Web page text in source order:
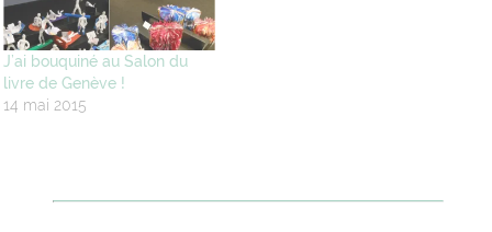
J’ai bouquiné au Salon du
livre de Genève !
14 mai 2015